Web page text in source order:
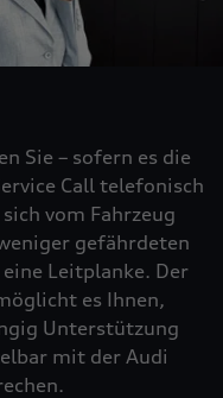
Sie – sofern es die
Call telefonisch
vom Fahrzeug
gefährdeten
Leitplanke. Der
es Ihnen,
Unterstützung
mit der Audi